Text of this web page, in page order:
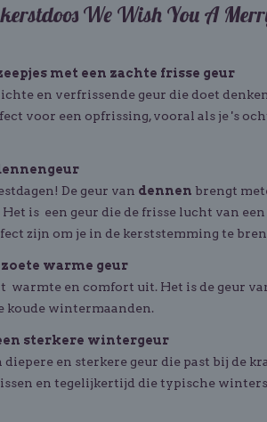
We Wish You A
met een zachte frisse geur
en verfrissende geur die doet
voor een opfrissing, vooral als je 's
De geur van dennen brengt
Het is een geur die de frisse lucht van
zijn om je in de kerststemming te
zoete warme geur
warmte en comfort uit. Het is de geur
koude wintermaanden.
sterkere wintergeur
en sterkere geur die past bij de
en tegelijkertijd die typische